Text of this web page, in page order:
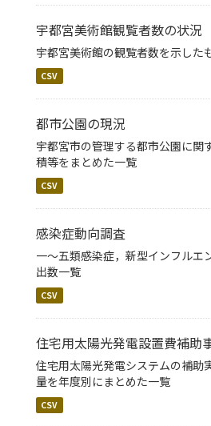
宇都宮美術館観覧者数の状況
宇都宮美術館の観覧者数を示した
CSV
都市公園の現況
宇都宮市の管理する都市公園に関
積等をまとめた一覧
CSV
感染症動向調査
一～五類感染症，新型インフルエ
出数一覧
CSV
住宅用太陽光発電設置費補助
住宅用太陽光発電システムの補助
量を年度別にまとめた一覧
CSV